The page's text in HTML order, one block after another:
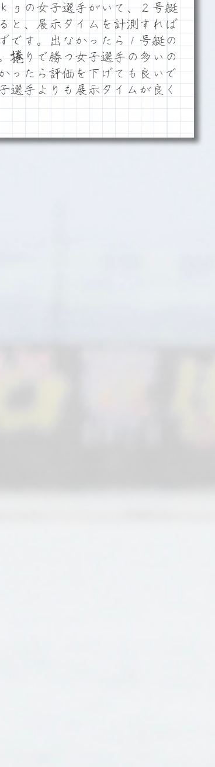
ｇの女子選手がいて、２号艇
と、展示タイムを計測すれば
です。出なかったら１号艇の
捲りで勝つ女子選手の多いの
ったら評価を下げても良いで
選手よりも展示タイムが良く